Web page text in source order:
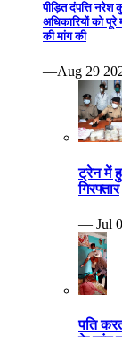
पीड़ित दंपत्ति
अधिकारियों को
की मांग की
—Aug 29
ट्रेन में
गिरफ्तार
— Jul
पति